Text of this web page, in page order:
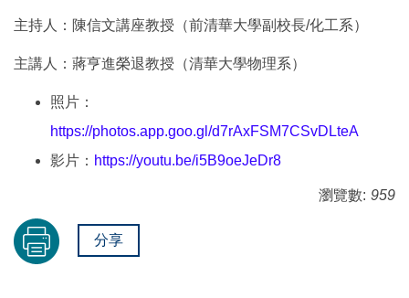
主持人：陳信文講座教授（前清華大學副校長/化工系）
主講人：蔣亨進榮退教授（清華大學物理系）
照片：
https://photos.app.goo.gl/d7rAxFSM7CSvDLteA
影片： https://youtu.be/i5B9oeJeDr8
瀏覽數: 959
分享